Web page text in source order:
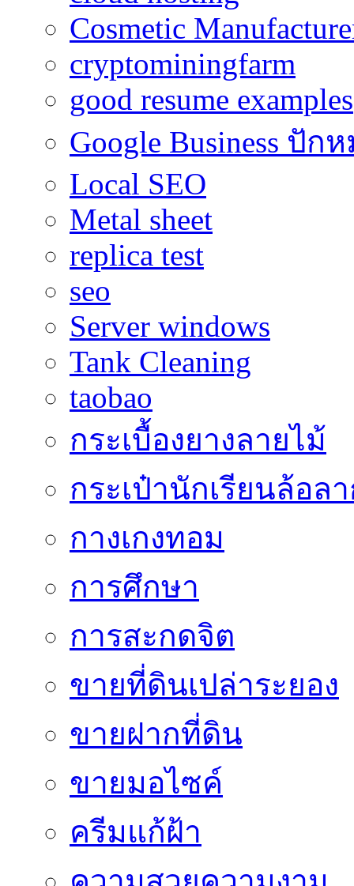
Cosmetic
cryptominingfarm
good resume examples
Google Business ปัก
Local SEO
Metal sheet
replica test
seo
Server windows
Tank Cleaning
taobao
กระเบื้องยางลายไม้
กระเป๋านักเรียนล้อล
กางเกงทอม
การศึกษา
การสะกดจิต
ขายที่ดินเปล่าระยอง
ขายฝากที่ดิน
ขายมอไซค์
ครีมแก้ฝ้า